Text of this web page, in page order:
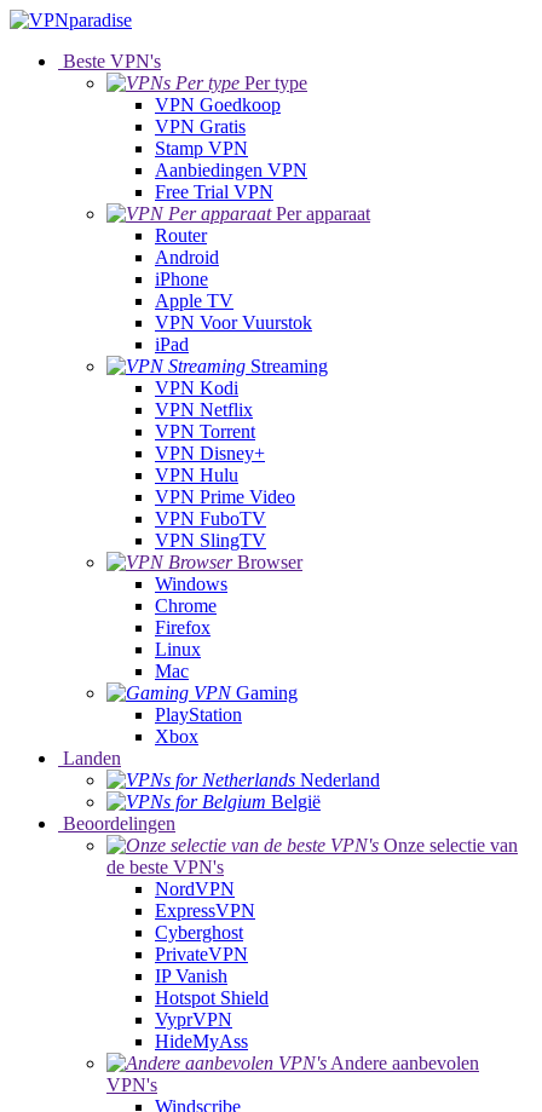
Beste VPN's
Per type
VPN Goedkoop
VPN Gratis
Stamp VPN
Aanbiedingen VPN
Free Trial VPN
Per apparaat
Router
Android
iPhone
Apple TV
VPN Voor Vuurstok
iPad
Streaming
VPN Kodi
VPN Netflix
VPN Torrent
VPN Disney+
VPN Hulu
VPN Prime Video
VPN FuboTV
VPN SlingTV
Browser
Windows
Chrome
Firefox
Linux
Mac
Gaming
PlayStation
Xbox
Landen
Nederland
België
Beoordelingen
Onze selectie van
de beste VPN's
NordVPN
ExpressVPN
Cyberghost
PrivateVPN
IP Vanish
Hotspot Shield
VyprVPN
HideMyAss
Andere aanbevolen
VPN's
Windscribe